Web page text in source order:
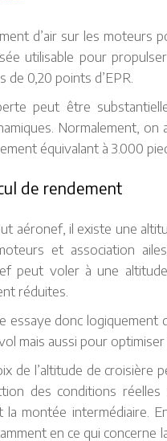
d’air sur les moteurs
utilisable pour
de 0,20 points d’EPR.
peut être
Normalement,
équivalant à 3.000
de rendement
aéronef, il existe une
et association
peut voler à une
réduites.
essaye donc logiquement
mais aussi pour
de l’altitude de croisière
des conditions réelles
la montée intermédiaire.
en ce qui concerne